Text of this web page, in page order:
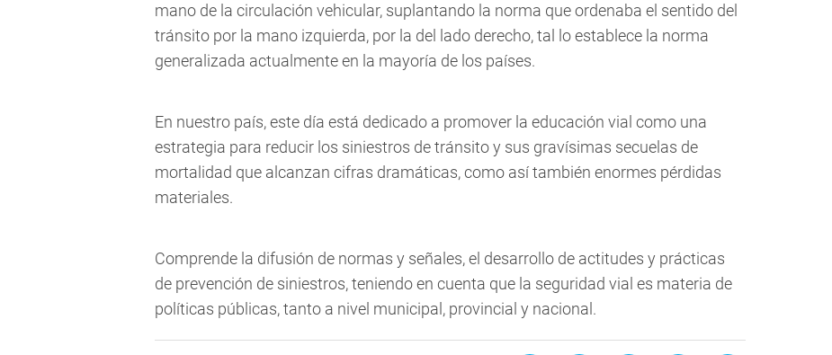
mano de la circulación vehicular, suplantando la norma que ordenaba el sentido del
tránsito por la mano izquierda, por la del lado derecho, tal lo establece la norma
generalizada actualmente en la mayoría de los países.
En nuestro país, este día está dedicado a promover la educación vial como una
estrategia para reducir los siniestros de tránsito y sus gravísimas secuelas de
mortalidad que alcanzan cifras dramáticas, como así también enormes pérdidas
materiales.
Comprende la difusión de normas y señales, el desarrollo de actitudes y prácticas
de prevención de siniestros, teniendo en cuenta que la seguridad vial es materia de
políticas públicas, tanto a nivel municipal, provincial y nacional.